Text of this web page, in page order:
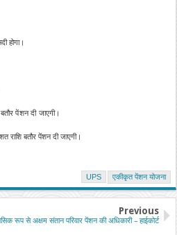
UPS एकीकृत पेंशन योजना
होगा।
पेंशन दी जाएगी।
राशि बतौर पेंशन दी जाएगी।
Previous
रूप से अक्षम संतान परिवार पेंशन की अधिकारी – हाईकोर्ट